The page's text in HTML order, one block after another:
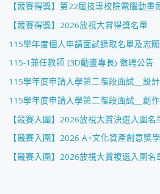
【競賽得獎】第22屆技專校院電腦動畫
【競賽得獎】2026放視大賞得獎名單
115學年度個人申請面試錄取名單及志
115-1兼任教師 (3D動畫專長) 徵聘公告
115學年度申請入學第二階段面試＿設
115學年度申請入學第二階段面試＿創
【競賽入圍】2026放視大賞決選入圍名
【競賽入圍】2026 A+文化資產創意獎
【競賽入圍】2026放視大賞複選入圍名